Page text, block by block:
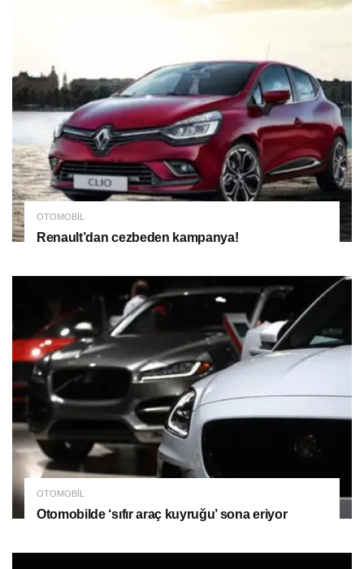
OTOMOBIL
Renault’dan cezbeden kampanya!
OTOMOBIL
Otomobilde ‘sıfır araç kuyruğu’ sona eriyor